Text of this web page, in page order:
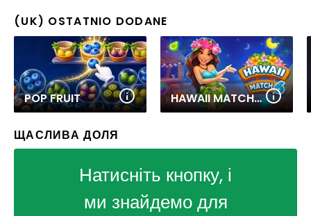
(UK) OSTATNIO DODANE
POP FRUIT HAWAII MATCH 6
ЩАСЛИВА ДОЛЯ
Натисніть кнопку, і
ми знайдемо для